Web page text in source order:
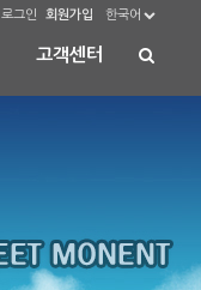
로그인 회원가입 한국어
고객센터